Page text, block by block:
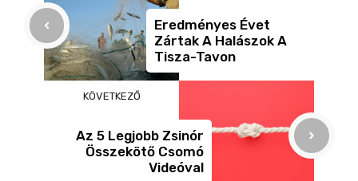
o
k
er
Eredményes Évet
Zártak A Halászok A
Tisza-Tavon
KÖVETKEZŐ
Az 5 Legjobb Zsinór
Összekötő Csomó
Videóval